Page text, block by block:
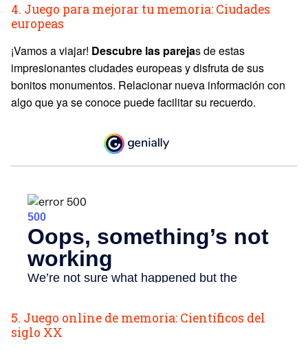
4. Juego para mejorar tu memoria: Ciudades
europeas
¡Vamos a viajar! Descubre las parejas de estas
impresionantes ciudades europeas y disfruta de sus
bonitos monumentos. Relacionar nueva información con
algo que ya se conoce puede facilitar su recuerdo.
5. Juego online de memoria: Científicos del
siglo XX